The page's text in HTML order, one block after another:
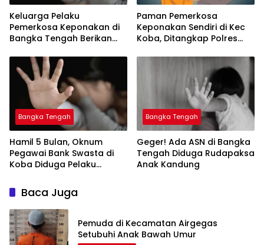
Keluarga Pelaku
Pemerkosa Keponakan di
Bangka Tengah Berikan
Paman Pemerkosa
Keponakan Sendiri di Kec
Koba, Ditangkap Polres
Bangka Tengah
‎Hamil 5 Bulan, Oknum
Pegawai Bank Swasta di
Koba Diduga Pelaku
Bangka Tengah
‎Geger! Ada ASN di Bangka
Tengah Diduga Rudapaksa
Anak Kandung
Baca Juga
Pemuda di Kecamatan Airgegas